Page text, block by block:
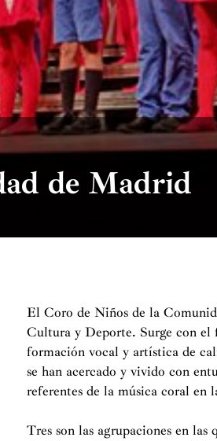
de Madrid
El Coro de Niños de la
Cultura y Deporte. Surge con el
formación vocal y artística de
se han acercado y vivido con
referentes de la música coral en
Tres son las agrupaciones en